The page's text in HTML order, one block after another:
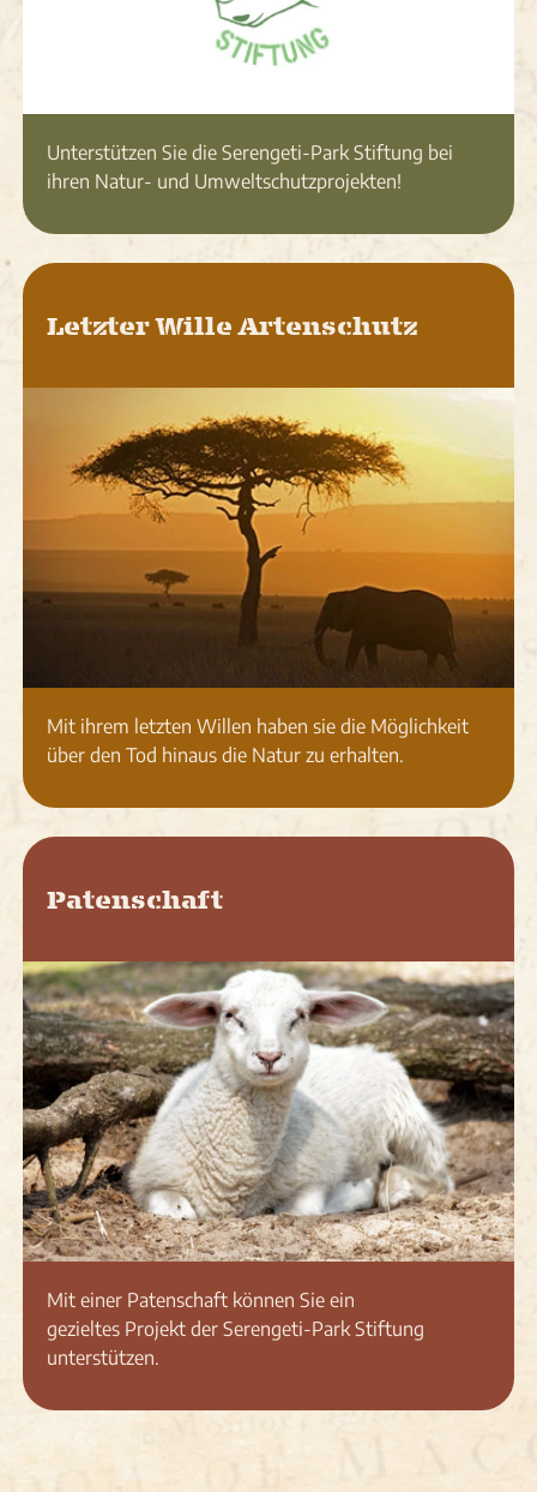
Unterstützen Sie die Serengeti-Park Stiftung bei
ihren Natur- und Umweltschutzprojekten!
Letzter Wille Artenschutz
Mit ihrem letzten Willen haben sie die Möglichkeit
über den Tod hinaus die Natur zu erhalten.
Patenschaft
Mit einer Patenschaft können Sie ein
gezieltes Projekt der Serengeti-Park Stiftung
unterstützen.